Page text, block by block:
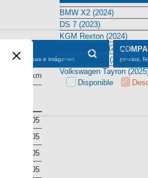
fichas e imágenes precios,
Disponible
kg/100 km
605
605
605
605
BMW X2 (2024)
DS 7 (2023)
KGM Rexton (2024)
Mazda CX-60 (2022)
Skoda Kodiaq (2024)
Volkswagen Tayron